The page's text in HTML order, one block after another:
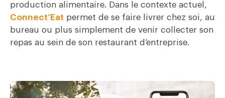
production alimentaire. Dans le contexte actuel,
Connect’Eat permet de se faire livrer chez soi, au
bureau ou plus simplement de venir collecter son
repas au sein de son restaurant d’entreprise.